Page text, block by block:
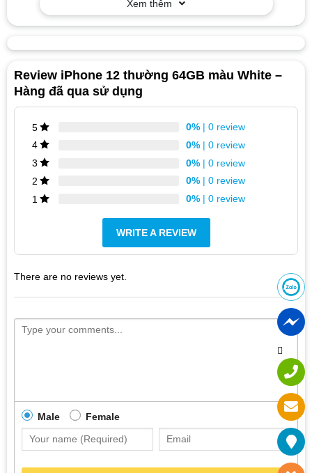
Thiết kế điện thoại iPhone 12 64GB cũ
Chiếc điện thoại này sở hữu thiết kế mới mẻ, trẻ trung và
sang trọng. iPhone 2020 bản tiêu chuẩn sở hữu thiết kế với
khung kim loại phẳng, không còn cạnh bo tròn như những
Xem thêm
Review iPhone 12 thường 64GB màu White –
Hàng đã qua sử dụng
5 0% | 0 review
4
0% | 0 review
3
0% | 0 review
2
0% | 0 review
1
0% | 0 review
WRITE A REVIEW
There are no reviews yet.
Male Female